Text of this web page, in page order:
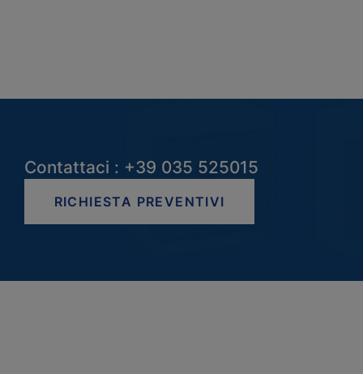
Contattaci : +39 035 525015
RICHIESTA PREVENTIVI